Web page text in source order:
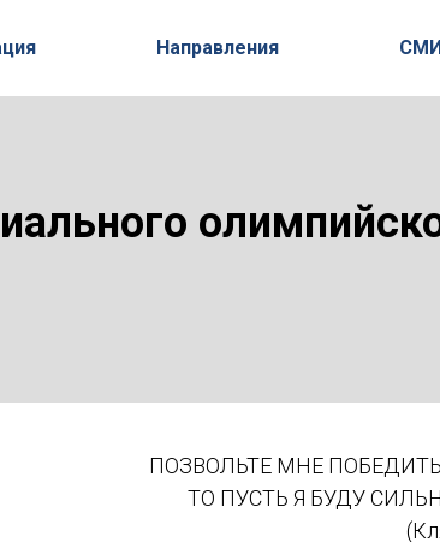
Направления
ПОЗВОЛЬТЕ МНЕ
ТО ПУСТЬ Я БУДУ